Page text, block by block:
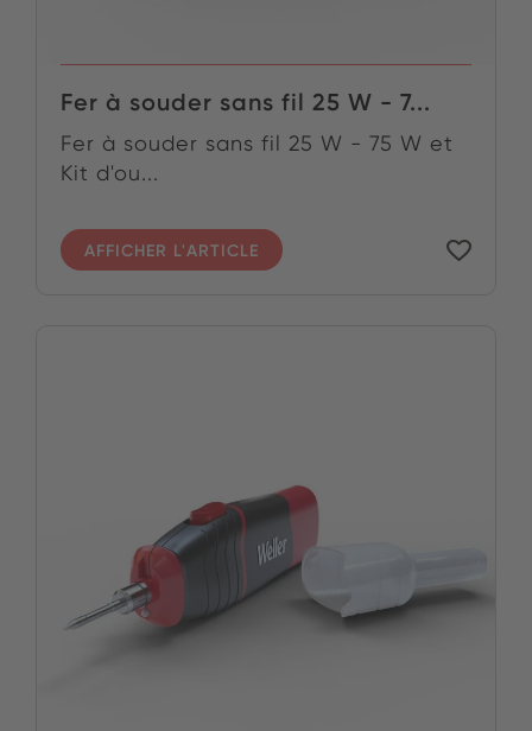
Fer à souder sans fil 25 W - 7...
Fer à souder sans fil 25 W - 75 W et
Kit d'ou...
AFFICHER L'ARTICLE